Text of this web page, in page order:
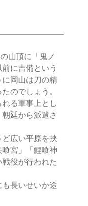
山頂に「鬼ノ
に吉備という
岡山は刀の精
のでしょう。
る軍事上とし
廷から派遣さ
広い平原を挟
宮」「鯉喰神
役が行われた
長いせいか途